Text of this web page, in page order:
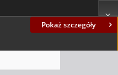
Pokaż szczegóły